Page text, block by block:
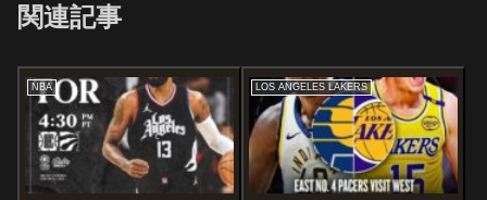
関連記事
NBA LOS ANGELES LAKERS